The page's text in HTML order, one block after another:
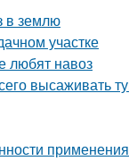
в землю
участке
любят навоз
высаживать